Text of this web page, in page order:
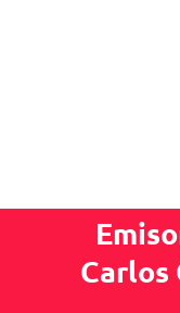
Carlos